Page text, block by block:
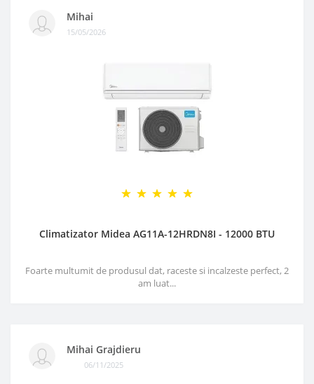
Mihai
15/05/2026
Climatizator Midea AG11A-12HRDN8I - 12000 BTU
Foarte multumit de produsul dat, raceste si incalzeste perfect, 2
am luat...
Mihai Grajdieru
06/11/2025